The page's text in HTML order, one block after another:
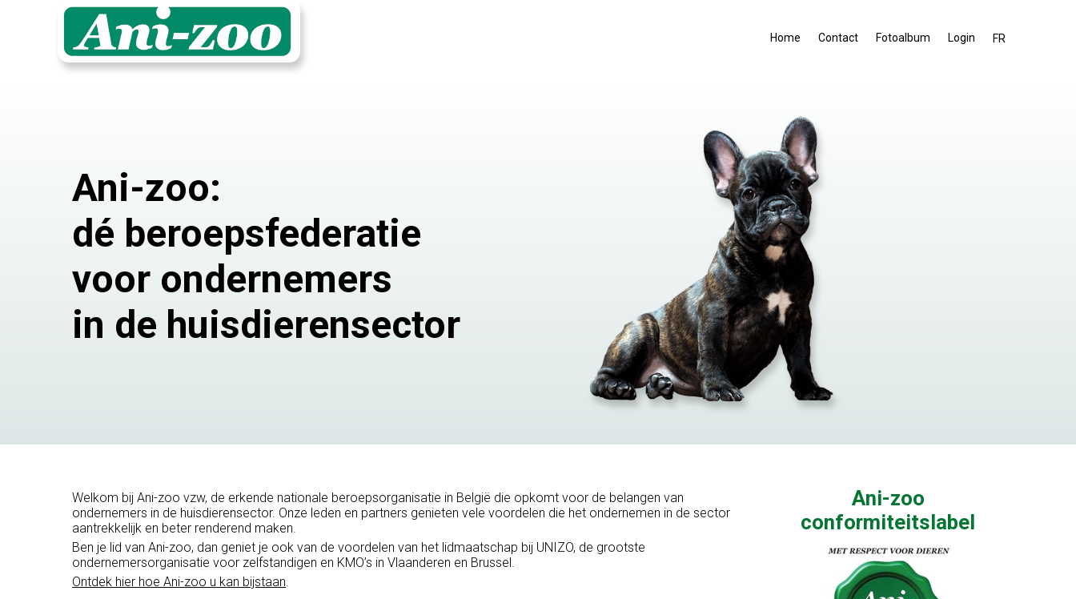
Home Contact Fotoalbum Login FR
Ani-zoo:
dé beroepsfederatie
voor ondernemers
in de huisdierensector
Welkom bij Ani-zoo vzw, de erkende nationale beroepsorganisatie in België die opkomt voor de belangen van
ondernemers in de huisdierensector. Onze leden en partners genieten vele voordelen die het ondernemen in de sector
aantrekkelijk en beter renderend maken.
Ben je lid van Ani-zoo, dan geniet je ook van de voordelen van het lidmaatschap bij UNIZO, de grootste
ondernemersorganisatie voor zelfstandigen en KMO’s in Vlaanderen en Brussel.
Ontdek hier hoe Ani-zoo u kan bijstaan.
Ani-zoo
conformiteitslabel